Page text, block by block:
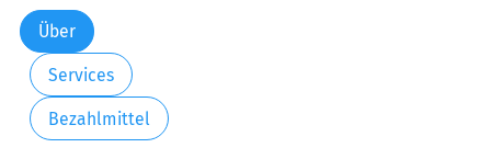
Über
Services
Bezahlmittel